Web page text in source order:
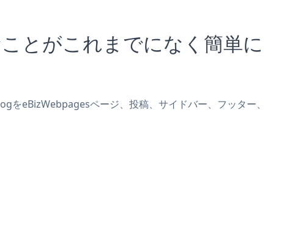
がこれまでになく簡単に
eBizWebpagesページ、投稿、サイドバー、フッター、